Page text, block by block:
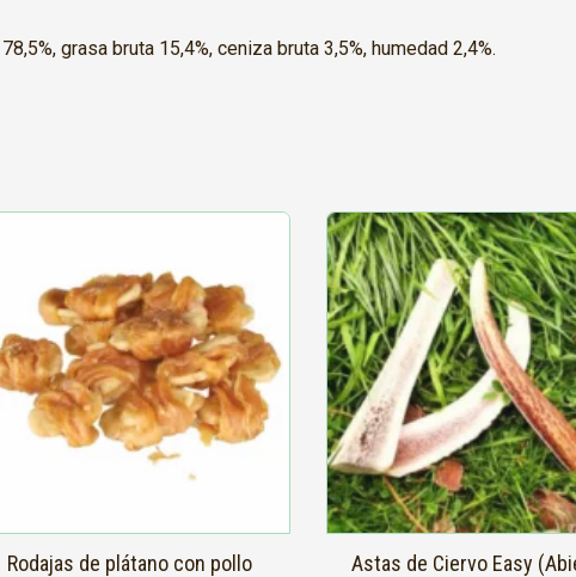
grasa bruta 15,4%, ceniza bruta 3,5%, humedad 2,4%.
Rodajas de plátano con pollo Astas de Ciervo Easy
Este
producto
tiene
múltiples
variantes.
Las
opciones
se
pueden
elegir
en
la
página
de
producto